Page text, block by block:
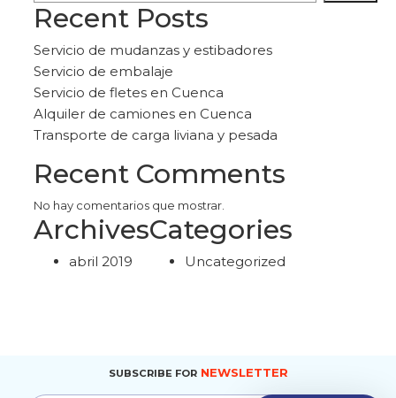
Recent Posts
Servicio de mudanzas y estibadores
Servicio de embalaje
Servicio de fletes en Cuenca
Alquiler de camiones en Cuenca
Transporte de carga liviana y pesada
Recent Comments
No hay comentarios que mostrar.
Archives
abril 2019
Categories
Uncategorized
SUBSCRIBE FORNEWSLETTER